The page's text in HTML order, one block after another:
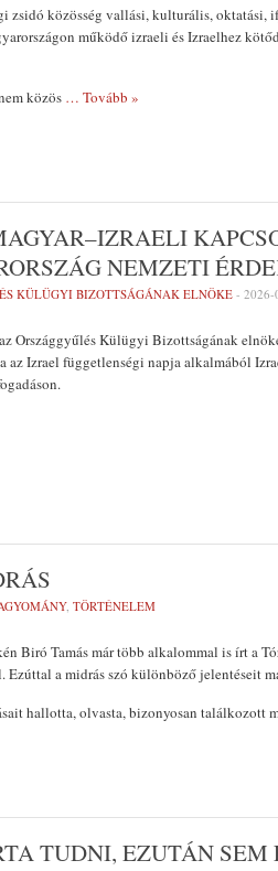
zsidó közösség vallási, kulturális, oktatási,
működő izraeli és Izraelhez
közös … Tovább »
NEMZETI
KÜLÜGYI BIZOTTSÁGÁNAK ELNÖKE - 2026-
Országgyűlés Külügyi Bizottságának
az Izrael függetlenségi napja alkalmából
, TÖRTÉNELEM
Biró Tamás már több alkalommal is írt a
Ezúttal a midrás szó különböző jelentéseit
hallotta, olvasta, bizonyosan találkozott
TUDNI, EZUTÁN SEM